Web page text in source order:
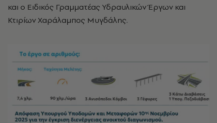
και ο Ειδικός Γραμματέας Υδραυλικών Έργων και
Κτιρίων Χαράλαμπος Μυγδάλης.